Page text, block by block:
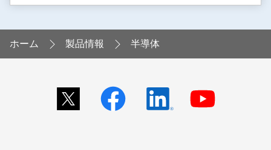
ホーム 製品情報 半導体